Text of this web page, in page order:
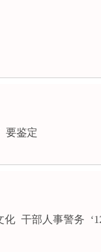
要鉴定
化 干部人事警务